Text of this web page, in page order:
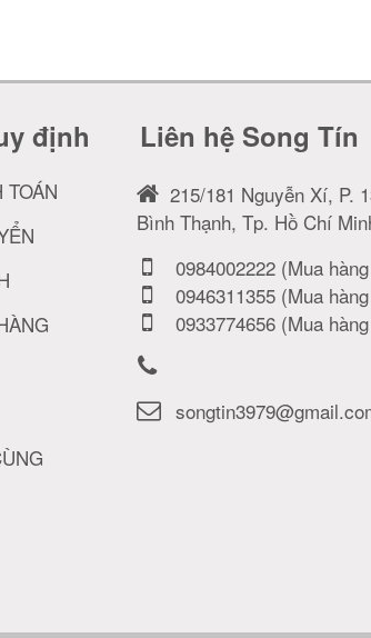
định Liên hệ Song Tín
215/181 Nguyễn Xí, P.
Bình Thạnh, Tp. Hồ Chí
0984002222 (Mua
0946311355 (Mua
0933774656 (Mua